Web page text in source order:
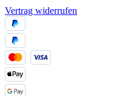
Vertrag widerrufen